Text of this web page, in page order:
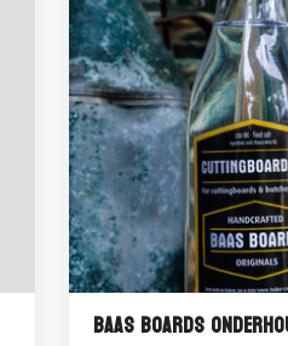
Baas Boards